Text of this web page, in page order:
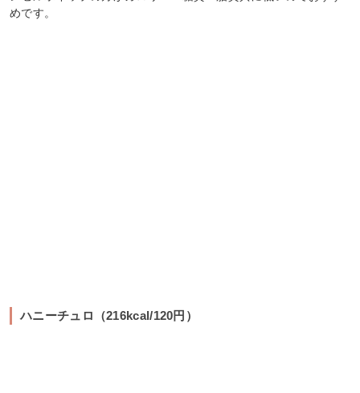
めです。
ハニーチュロ（216kcal/120円）